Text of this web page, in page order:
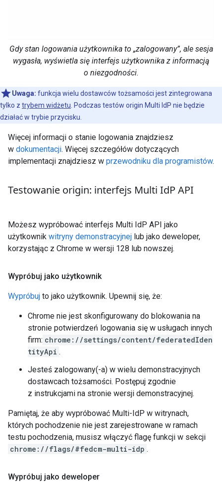
Gdy stan logowania użytkownika to „zalogowany”, ale sesja
wygasła, wyświetla się interfejs użytkownika z informacją
o niezgodności.
Uwaga: funkcja wielu dostawców tożsamości jest zintegrowana
tylko z trybem widżetu . Podczas testów origin Multi IdP nie będzie
działać w trybie przycisku.
Więcej informacji o stanie logowania znajdziesz
w dokumentacji. Więcej szczegółów dotyczących
implementacji znajdziesz w przewodniku dla programistów.
Testowanie origin: interfejs Multi IdP API
Możesz wypróbować interfejs Multi IdP API jako
użytkownik witryny demonstracyjnej lub jako deweloper,
korzystając z Chrome w wersji 128 lub nowszej.
Wypróbuj jako użytkownik
Wypróbuj to jako użytkownik. Upewnij się, że:
Chrome nie jest skonfigurowany do blokowania na
stronie potwierdzeń logowania się w usługach innych
firm: chrome://settings/content/federatedIden
tityApi .
Jesteś zalogowany(-a) w wielu demonstracyjnych
dostawcach tożsamości. Postępuj zgodnie
z instrukcjami na stronie wersji demonstracyjnej.
Pamiętaj, że aby wypróbować Multi-IdP w witrynach,
których pochodzenie nie jest zarejestrowane w ramach
testu pochodzenia, musisz włączyć flagę funkcji w sekcji
chrome://flags/#fedcm-multi-idp .
Wypróbuj jako deweloper